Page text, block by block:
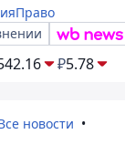
Право
₽5.78
новости